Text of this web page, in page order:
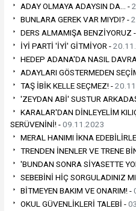
ADAY OLMAYA ADAYSIN DA… -
BUNLARA GEREK VAR MIYDI? -
DERS ALMAMIŞA BENZİYORUZ -
İYİ PARTİ 'İYİ' GİTMİYOR -
HEDEP ADANA'DA NASIL
ADAYLARI GÖSTERMEDEN
TAŞ İBİK KELLE SEÇMEZ! -
'ZEYDAN ABİ' SUSTUR
KARALAR'DAN DİNLEYELİM
SERÜVENİNİ! -09.11.2023
MERAL HANIMI İKNA
TRENDEN İNENLER VE TRENE
'BUNDAN SONRA SİYASETTE
SEBEBİNİ HİÇ SORGULADINIZ
BİTMEYEN BAKIM VE ONARIM! -
OKUL GÜVENLİKLERİ TALEBİ -